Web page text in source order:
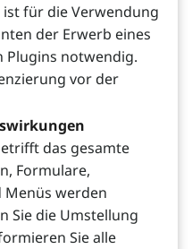
für die Verwendung
der Erwerb eines
notwendig.
vor der
das gesamte
Formulare,
Menüs werden
Sie die Umstellung
Sie alle